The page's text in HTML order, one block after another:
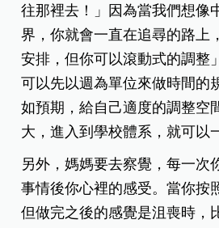
往那裡去！」因為當我們想像
界，你就會一直在追尋的路上
安排，但你可以滾動式的調整
可以先以週為單位來做時間的
如預期，給自己適度的調整空
大，進入到學校體系，就可以
另外，媽媽要去察覺，每一次
事情後你心裡的感受。當你按
但做完之後的感覺是沮喪時，